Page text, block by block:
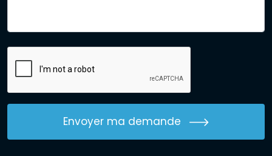
Envoyer ma demande